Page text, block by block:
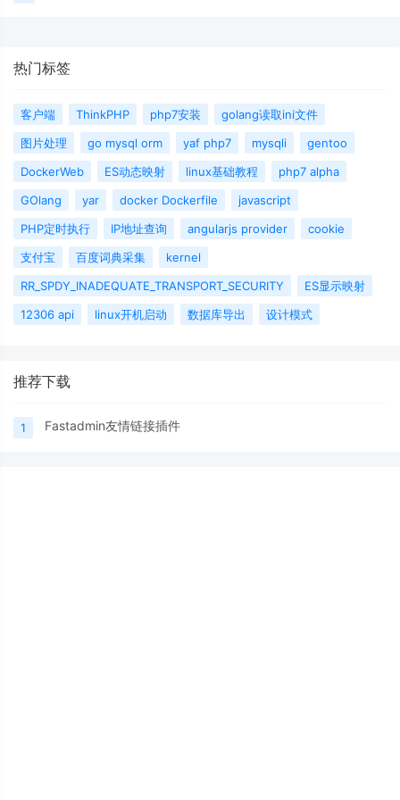
热门标签
客户端 ThinkPHP php7安装
golang读取ini文件
图片处理
go mysql orm yaf php7 mysqli
gentoo
DockerWeb
ES动态映射 linux基础教程
php7 alpha
GOlang
yar docker Dockerfile
javascript
PHP定时执行
IP地址查询 angularjs provider
cookie
支付宝
百度词典采集
kernel
RR_SPDY_INADEQUATE_TRANSPORT_SECURITY
ES显示映射
12306 api
linux开机启动 数据库导出 设计模式
推荐下载
1 Fastadmin友情链接插件